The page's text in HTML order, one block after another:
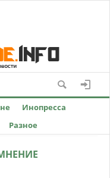
Инопресса
Разное